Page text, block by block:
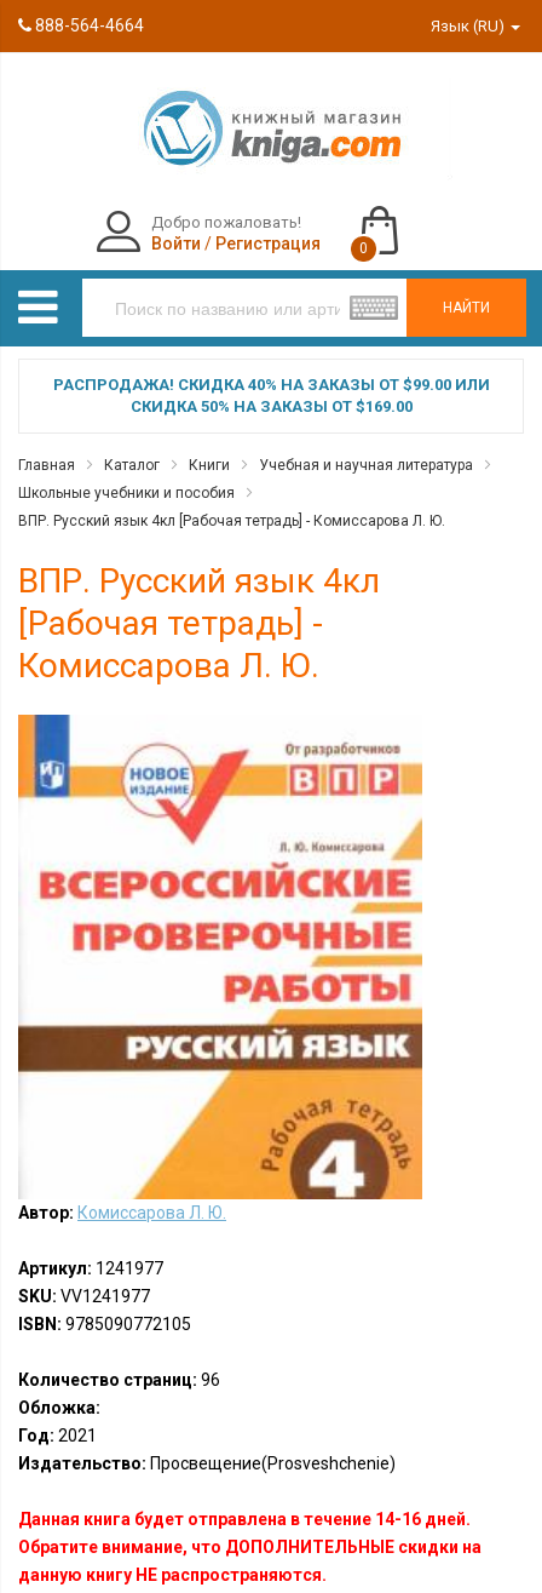
888-564-4664 Язык (RU)
НАЙТИ
Добро пожаловать!
Войти / Регистрация 0
РАСПРОДАЖА! СКИДКА 40% НА ЗАКАЗЫ ОТ $99.00 ИЛИ
СКИДКА 50% НА ЗАКАЗЫ ОТ $169.00
Главная Каталог Книги
Учебная и научная литература
Школьные учебники и пособия
ВПР. Русский язык 4кл [Рабочая тетрадь] - Комиссарова Л. Ю.
ВПР. Русский язык 4кл
[Рабочая тетрадь] -
Комиссарова Л. Ю.
Автор: Комиссарова Л. Ю.
Артикул: 1241977
SKU: VV1241977
ISBN: 9785090772105
Количество страниц: 96
Обложка:
Год: 2021
Издательство: Просвещение(Prosveshchenie)
Данная книга будет отправлена в течение 14-16 дней.
Обратите внимание, что ДОПОЛНИТЕЛЬНЫЕ скидки на
данную книгу НЕ распространяются.